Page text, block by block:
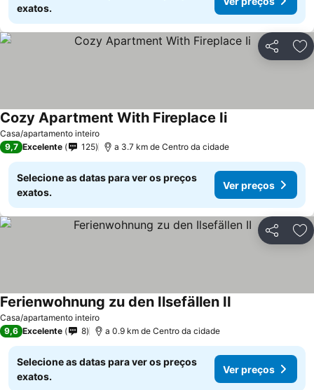
exatos.
Partilhar
Casa/apartamento inteiro
Cozy Apartment With Fireplace Ii
9,7 Excelente 125 a 3.7 km de Centro da cidade
Selecione as datas para ver os preços
exatos.
Ver preços
Partilhar
Casa/apartamento inteiro
Ferienwohnung zu den Ilsefällen II
9,6 Excelente 8 a 0.9 km de Centro da cidade
Selecione as datas para ver os preços
exatos.
Ver preços